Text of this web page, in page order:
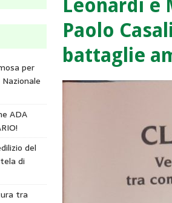
Leonardi e
Paolo
battaglie
per
ADA
del
di
tra